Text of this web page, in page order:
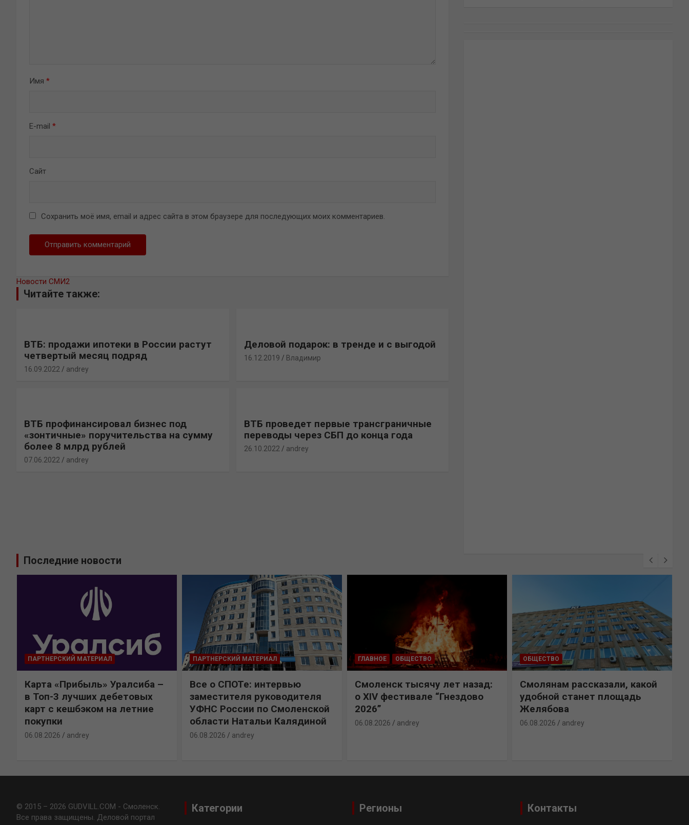
Имя *
E-mail *
Сайт
Сохранить моё имя, email и адрес сайта в этом браузере для последующих моих комментариев.
Новости СМИ2
Читайте также:
ВТБ: продажи ипотеки в России растут
четвертый месяц подряд
16.09.2022 andrey
Деловой подарок: в тренде и с выгодой
16.12.2019 Владимир
ВТБ профинансировал бизнес под
«зонтичные» поручительства на сумму
более 8 млрд рублей
07.06.2022 andrey
ВТБ проведет первые трансграничные
переводы через СБП до конца года
26.10.2022 andrey
Последние новости
ПАРТНЕРСКИЙ МАТЕРИАЛ
Карта «Прибыль» Уралсиба –
в Топ-3 лучших дебетовых
карт с кешбэком на летние
покупки
06.08.2026 andrey
ПАРТНЕРСКИЙ МАТЕРИАЛ
Все о СПОТе: интервью
заместителя руководителя
УФНС России по Смоленской
области Натальи Калядиной
06.08.2026 andrey
ГЛАВНОЕ ОБЩЕСТВО
Смоленск тысячу лет назад:
о XIV фестивале “Гнездово
2026”
06.08.2026 andrey
ОБЩЕСТВО
Смолянам рассказали, какой
удобной станет площадь
Желябова
06.08.2026 andrey
© 2015 – 2026 GUDVILL.COM - Смоленск.
Все права защищены. Деловой портал
Категории Регионы Контакты